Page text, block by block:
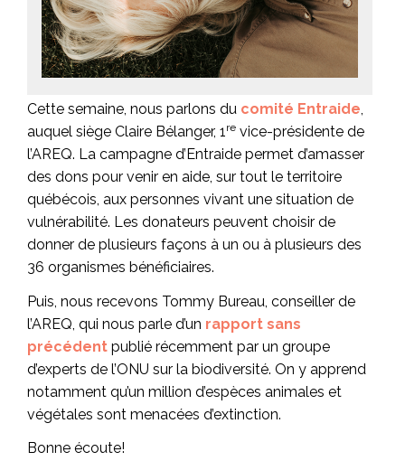
Cette semaine, nous parlons du comité Entraide
auquel siège Claire Bélanger, 1 re vice-présidente de
l’AREQ. La campagne d’Entraide permet d’amasser
des dons pour venir en aide, sur tout le territoire
québécois, aux personnes vivant une situation de
vulnérabilité. Les donateurs peuvent choisir de
donner de plusieurs façons à un ou à plusieurs des
36 organismes bénéficiaires.
Puis, nous recevons Tommy Bureau, conseiller de
l’AREQ, qui nous parle d’un rapport sans
précédent publié récemment par un groupe
d’experts de l’ONU sur la biodiversité. On y apprend
notamment qu’un million d’espèces animales et
végétales sont menacées d’extinction.
Bonne écoute!